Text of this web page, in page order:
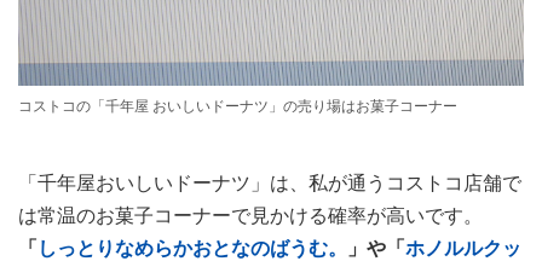
コストコの「千年屋 おいしいドーナツ」の売り場はお菓子コーナー
「千年屋おいしいドーナツ」は、私が通うコストコ店舗で
は常温のお菓子コーナーで見かける確率が高いです。
「 しっとりなめらかおとなのばうむ。 」や「ホノルルクッ